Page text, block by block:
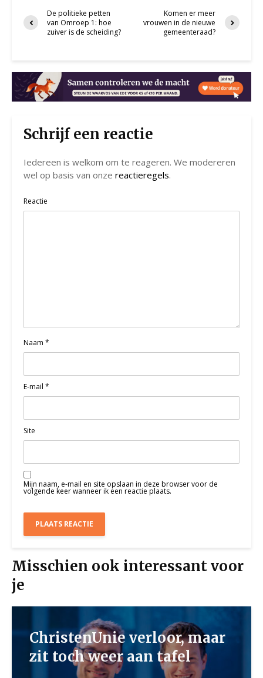
De politieke petten
van Omroep 1: hoe
zuiver is de scheiding?
Komen er meer
vrouwen in de nieuwe
gemeenteraad?
Schrijf een reactie
Iedereen is welkom om te reageren. We modereren
wel op basis van onze reactieregels.
Reactie
Naam *
E-mail *
Site
Mijn naam, e-mail en site opslaan in deze browser voor de
volgende keer wanneer ik een reactie plaats.
Misschien ook interessant voor
je
ChristenUnie verloor, maar
zit toch weer aan tafel